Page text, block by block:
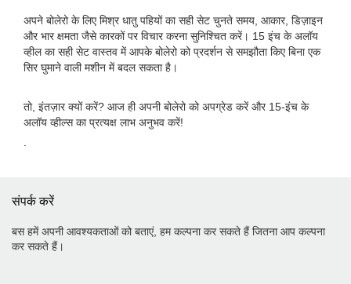
अपने बोलेरो के लिए मिश्र धातु पहियों का सही सेट चुनते समय, आकार, डिज़ाइन
और भार क्षमता जैसे कारकों पर विचार करना सुनिश्चित करें। 15 इंच के अलॉय
व्हील का सही सेट वास्तव में आपके बोलेरो को प्रदर्शन से समझौता किए बिना एक
सिर घुमाने वाली मशीन में बदल सकता है।
तो, इंतज़ार क्यों करें? आज ही अपनी बोलेरो को अपग्रेड करें और 15-इंच के
अलॉय व्हील्स का प्रत्यक्ष लाभ अनुभव करें!
संपर्क करें
बस हमें अपनी आवश्यकताओं को बताएं, हम कल्पना कर सकते हैं जितना आप कल्पना
कर सकते हैं।